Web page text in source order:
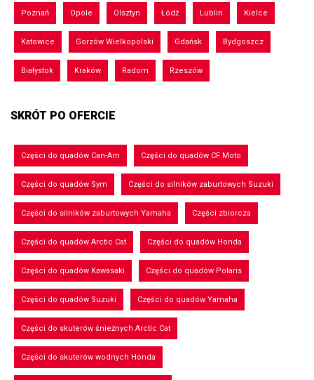
Poznań Opole Olsztyn Łódź Lublin Kielce
Katowice Gorzów Wielkopolski Gdańsk Bydgoszcz
Białystok Kraków Radom Rzeszów
SKRÓT PO OFERCIE
Części do quadów Can-Am Części do quadów CF Moto
Części do quadów Sym Części do silników zaburtowych Suzuki
Części do silników zaburtowych Yamaha Części zbiorcza
Części do quadów Arctic Cat Części do quadów Honda
Części do quadów Kawasaki Części do quadów Polaris
Części do quadów Suzuki Części do quadów Yamaha
Części do skuterów śnieżnych Arctic Cat
Części do skuterów wodnych Honda